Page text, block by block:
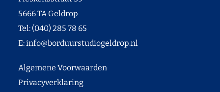
5666 TA Geldrop
Tel: (040) 285 78 65
E:info@borduurstudiogeldrop.nl
Algemene Voorwaarden
Privacyverklaring